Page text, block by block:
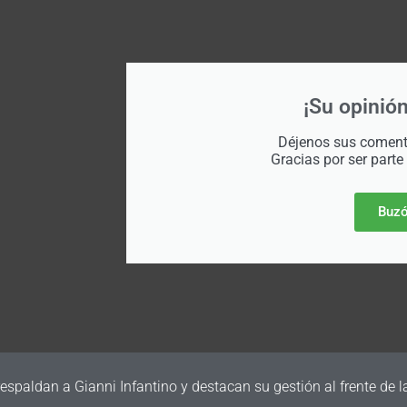
¡Su
Déjenos sus
Gracias por ser
su primer amistoso para la Fecha FIFA de septiembre